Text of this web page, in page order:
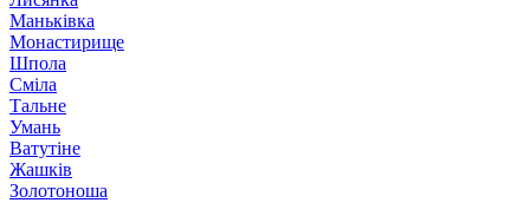
Маньківка
Монастирище
Шпола
Сміла
Тальне
Умань
Ватутіне
Жашків
Золотоноша